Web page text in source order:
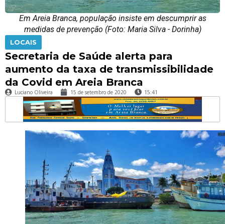
Em Areia Branca, população insiste em descumprir as
medidas de prevenção (Foto: Maria Silva - Dorinha)
LOCAIS
Secretaria de Saúde alerta para
aumento da taxa de transmissibilidade
da Covid em Areia Branca
Luciano Oliveira 15 de setembro de 2020 15:41